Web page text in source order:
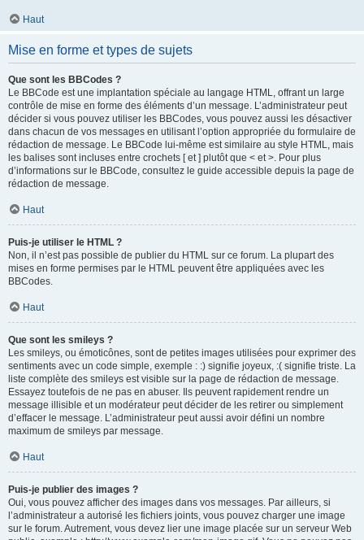
Haut
Mise en forme et types de sujets
Que sont les BBCodes ?
Le BBCode est une implantation spéciale au langage HTML, offrant un large
contrôle de mise en forme des éléments d’un message. L’administrateur peut
décider si vous pouvez utiliser les BBCodes, vous pouvez aussi les désactiver
dans chacun de vos messages en utilisant l’option appropriée du formulaire de
rédaction de message. Le BBCode lui-même est similaire au style HTML, mais
les balises sont incluses entre crochets [ et ] plutôt que < et >. Pour plus
d’informations sur le BBCode, consultez le guide accessible depuis la page de
rédaction de message.
Haut
Puis-je utiliser le HTML ?
Non, il n’est pas possible de publier du HTML sur ce forum. La plupart des
mises en forme permises par le HTML peuvent être appliquées avec les
BBCodes.
Haut
Que sont les smileys ?
Les smileys, ou émoticônes, sont de petites images utilisées pour exprimer des
sentiments avec un code simple, exemple : :) signifie joyeux, :( signifie triste. La
liste complète des smileys est visible sur la page de rédaction de message.
Essayez toutefois de ne pas en abuser. Ils peuvent rapidement rendre un
message illisible et un modérateur peut décider de les retirer ou simplement
d’effacer le message. L’administrateur peut aussi avoir défini un nombre
maximum de smileys par message.
Haut
Puis-je publier des images ?
Oui, vous pouvez afficher des images dans vos messages. Par ailleurs, si
l’administrateur a autorisé les fichiers joints, vous pouvez charger une image
sur le forum. Autrement, vous devez lier une image placée sur un serveur Web